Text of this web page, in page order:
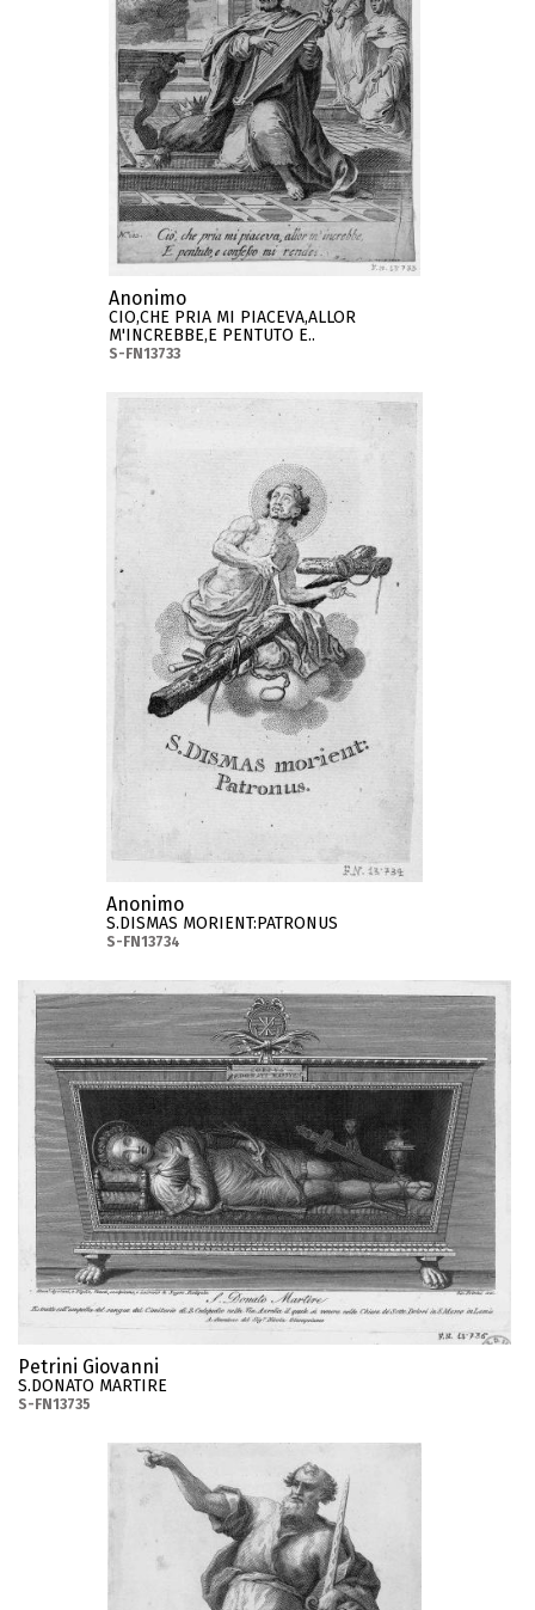
Anonimo
CIO,CHE PRIA MI PIACEVA,ALLOR
M'INCREBBE,E PENTUTO E..
S-FN13733
Anonimo
S.DISMAS MORIENT:PATRONUS
S-FN13734
Petrini Giovanni
S.DONATO MARTIRE
S-FN13735